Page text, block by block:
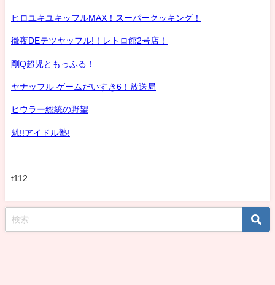
ヒロユキユキッフルMAX！スーパークッキング！
徹夜DEテツヤッフル!！レトロ館2号店！
剛Q超児ともっふる！
ヤナッフル ゲームだいすき6！放送局
ヒウラー総統の野望
魁!!アイドル塾!
t112